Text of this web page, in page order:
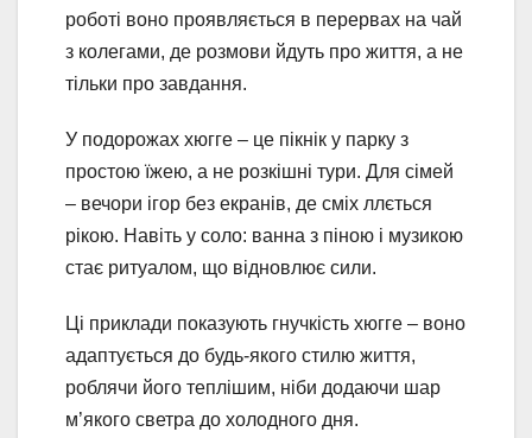
роботі воно проявляється в перервах на чай
з колегами, де розмови йдуть про життя, а не
тільки про завдання.
У подорожах хюгге – це пікнік у парку з
простою їжею, а не розкішні тури. Для сімей
– вечори ігор без екранів, де сміх ллється
рікою. Навіть у соло: ванна з піною і музикою
стає ритуалом, що відновлює сили.
Ці приклади показують гнучкість хюгге – воно
адаптується до будь-якого стилю життя,
роблячи його теплішим, ніби додаючи шар
м’якого светра до холодного дня.